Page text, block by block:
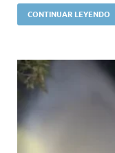
CONTINUAR LEYENDO